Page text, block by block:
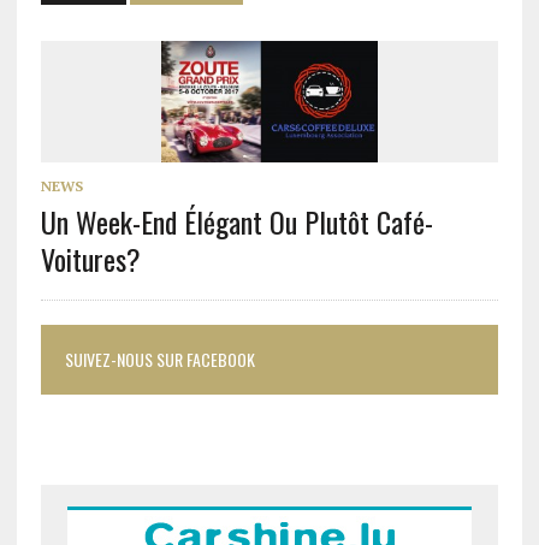
NEWS
Un Week-End Élégant Ou Plutôt Café-
Voitures?
SUIVEZ-NOUS SUR FACEBOOK